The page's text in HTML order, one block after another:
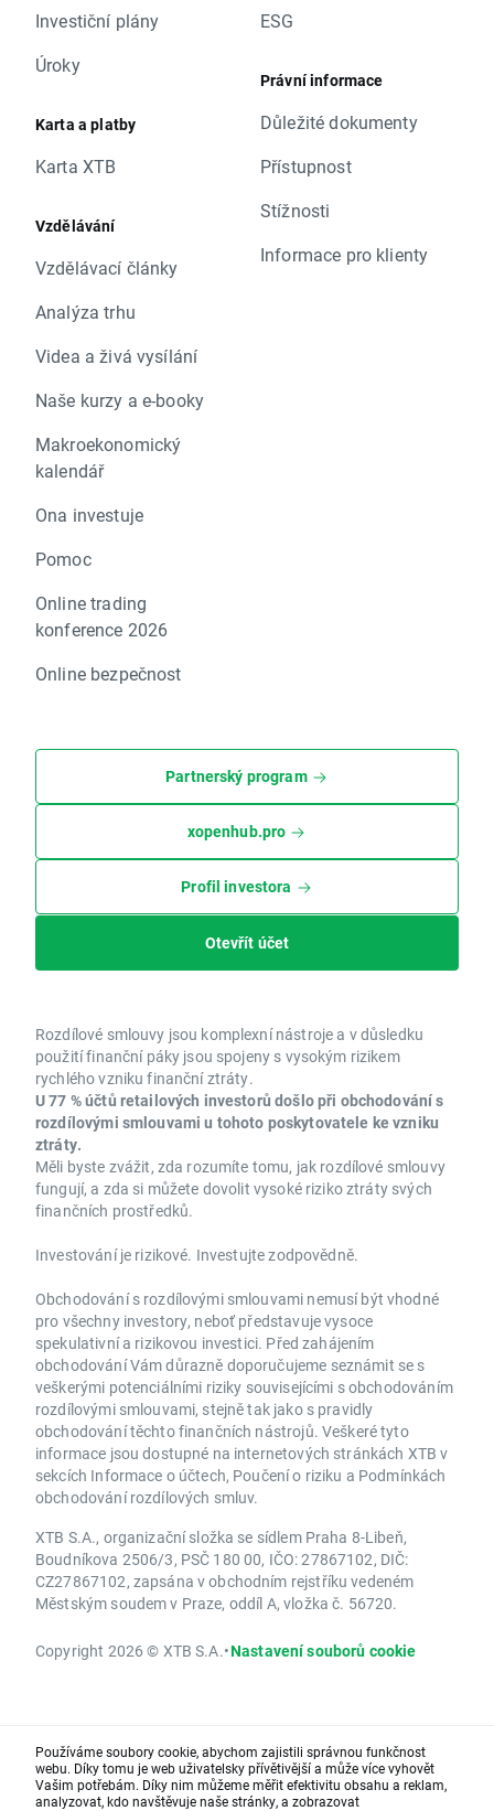
Investiční plány
Úroky
Karta a platby
Karta XTB
Vzdělávání
Vzdělávací články
Analýza trhu
Videa a živá vysílání
Naše kurzy a e-booky
Makroekonomický
kalendář
Ona investuje
Pomoc
Online trading
konference 2026
Online bezpečnost
ESG
Právní informace
Důležité dokumenty
Přístupnost
Stížnosti
Informace pro klienty
Partnerský program
xopenhub.pro
Profil investora
Otevřít účet
Rozdílové smlouvy jsou komplexní nástroje a v důsledku
použití finanční páky jsou spojeny s vysokým rizikem
rychlého vzniku finanční ztráty.
U 77 % účtů retailových investorů došlo při obchodování s
rozdílovými smlouvami u tohoto poskytovatele ke vzniku
ztráty.
Měli byste zvážit, zda rozumíte tomu, jak rozdílové smlouvy
fungují, a zda si můžete dovolit vysoké riziko ztráty svých
finančních prostředků.
Investování je rizikové. Investujte zodpovědně.
Obchodování s rozdílovými smlouvami nemusí být vhodné
pro všechny investory, neboť představuje vysoce
spekulativní a rizikovou investici. Před zahájením
obchodování Vám důrazně doporučujeme seznámit se s
veškerými potenciálními riziky souvisejícími s obchodováním
rozdílovými smlouvami, stejně tak jako s pravidly
obchodování těchto finančních nástrojů. Veškeré tyto
informace jsou dostupné na internetových stránkách XTB v
sekcích Informace o účtech, Poučení o riziku a Podmínkách
obchodování rozdílových smluv.
XTB S.A., organizační složka se sídlem Praha 8-Libeň,
Boudníkova 2506/3, PSČ 180 00, IČO: 27867102, DIČ:
CZ27867102, zapsána v obchodním rejstříku vedeném
Městským soudem v Praze, oddíl A, vložka č. 56720.
Copyright 2026 © XTB S.A.•Nastavení souborů cookie
Používáme soubory cookie, abychom zajistili správnou funkčnost
webu. Díky tomu je web uživatelsky přívětivější a může více vyhovět
Vašim potřebám. Díky nim můžeme měřit efektivitu obsahu a reklam,
analyzovat, kdo navštěvuje naše stránky, a zobrazovat